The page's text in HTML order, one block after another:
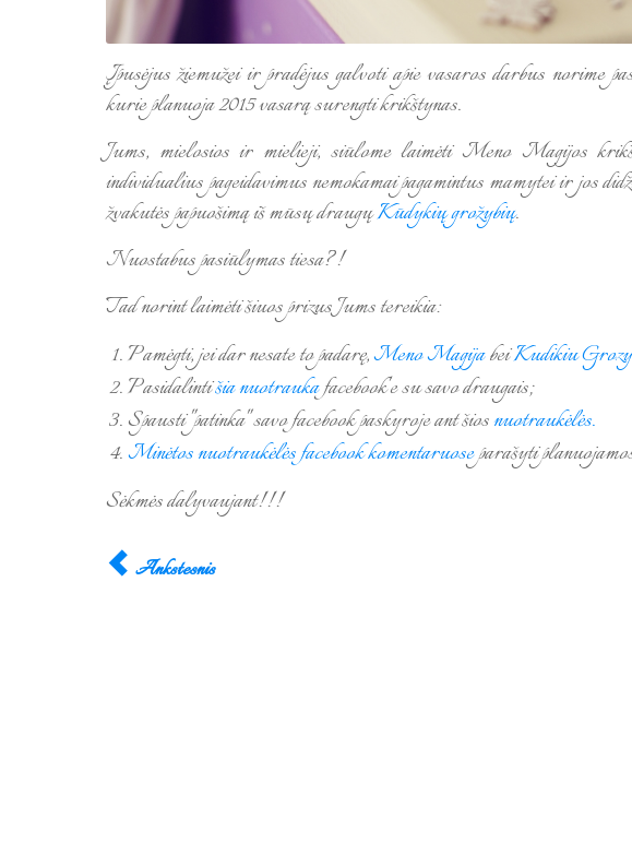
Įpusėjus žiemužei ir pradėjus galvoti apie vasaros darbus norime
kurie planuoja 2015 vasarą surengti krikštynas.
Jums, mielosios ir mielieji, siūlome laimėti Meno Magijos
individualius pageidavimus nemokamai pagamintus mamytei ir jos
žvakutės papuošimą iš mūsų draugųKūdykių grožybių.
Nuostabus pasiūlymas tiesa?!
Tad norint laimėti šiuos prizus Jums tereikia:
Pamėgti, jei dar nesate to padarę,Meno MagijabeiKudikiu
Pasidalintišia nuotraukafacebook'e su savo draugais;
Spausti "patinka" savo facebook paskyroje ant šiosnuotraukėlės.
Minėtos nuotraukėlės facebook komentaruoseparašyti
Sėkmės dalyvaujant!!!
Ankstesnis